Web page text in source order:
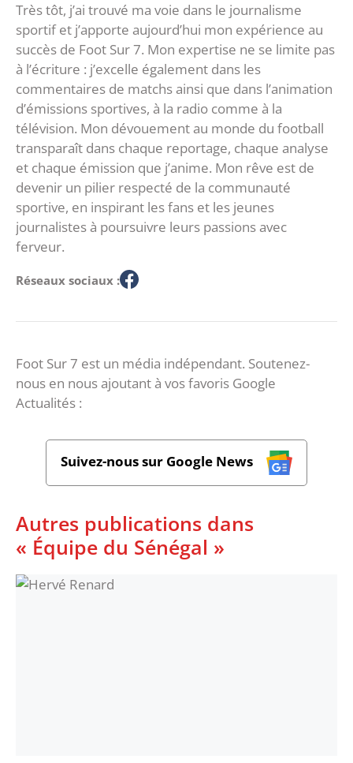
Très tôt, j’ai trouvé ma voie dans le journalisme
sportif et j’apporte aujourd’hui mon expérience au
succès de Foot Sur 7. Mon expertise ne se limite pas
à l’écriture : j’excelle également dans les
commentaires de matchs ainsi que dans l’animation
d’émissions sportives, à la radio comme à la
télévision. Mon dévouement au monde du football
transparaît dans chaque reportage, chaque analyse
et chaque émission que j’anime. Mon rêve est de
devenir un pilier respecté de la communauté
sportive, en inspirant les fans et les jeunes
journalistes à poursuivre leurs passions avec
ferveur.
Réseaux sociaux :
Foot Sur 7 est un média indépendant. Soutenez-
nous en nous ajoutant à vos favoris Google
Actualités :
Suivez-nous sur Google News
Autres publications dans
« Équipe du Sénégal »